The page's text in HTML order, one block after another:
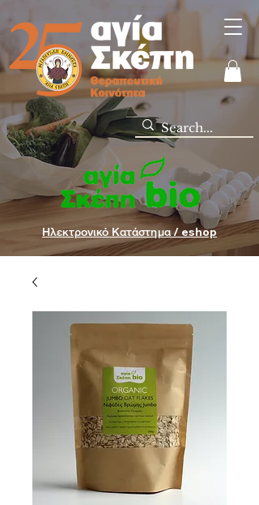
Ηλεκτρονικό Κατάστημα / eshop